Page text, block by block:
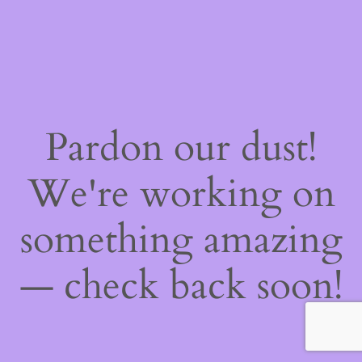
Pardon our dust!
We're working on
something amazing
— check back soon!